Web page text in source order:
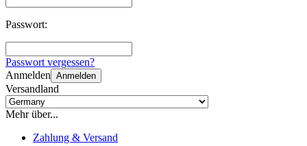
Passwort:
Passwort vergessen?
Anmelden Anmelden
Versandland
Mehr über...
Zahlung & Versand